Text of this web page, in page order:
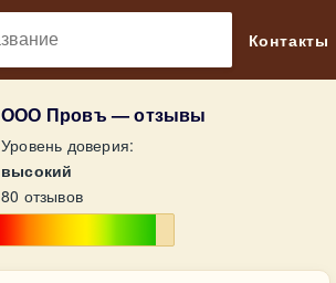
Контакты
ООО Провъ — отзывы
Уровень доверия:
высокий
80 отзывов